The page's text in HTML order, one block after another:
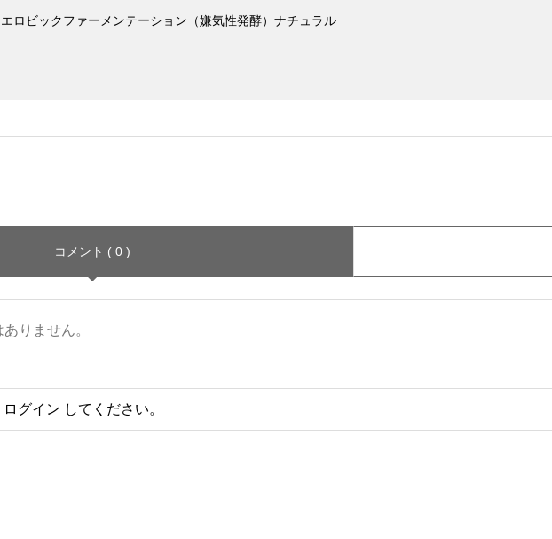
エロビックファーメンテーション（嫌気性発酵）ナチュラル
コメント ( 0 )
りません。
ログイン してください。